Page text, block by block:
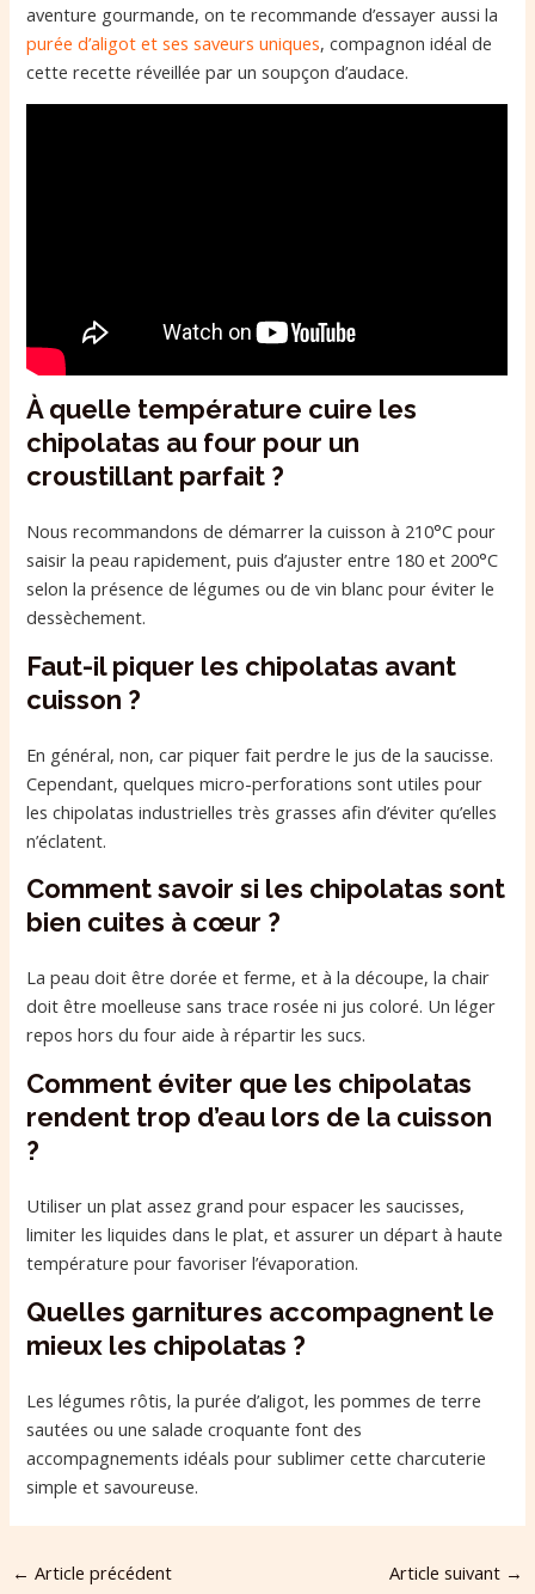
aventure gourmande, on te recommande d’essayer aussi la
purée d’aligot et ses saveurs uniques, compagnon idéal de
cette recette réveillée par un soupçon d’audace.
À quelle température cuire les
chipolatas au four pour un
croustillant parfait ?
Nous recommandons de démarrer la cuisson à 210°C pour
saisir la peau rapidement, puis d’ajuster entre 180 et 200°C
selon la présence de légumes ou de vin blanc pour éviter le
dessèchement.
Faut-il piquer les chipolatas avant
cuisson ?
En général, non, car piquer fait perdre le jus de la saucisse.
Cependant, quelques micro-perforations sont utiles pour
les chipolatas industrielles très grasses afin d’éviter qu’elles
n’éclatent.
Comment savoir si les chipolatas sont
bien cuites à cœur ?
La peau doit être dorée et ferme, et à la découpe, la chair
doit être moelleuse sans trace rosée ni jus coloré. Un léger
repos hors du four aide à répartir les sucs.
Comment éviter que les chipolatas
rendent trop d’eau lors de la cuisson
?
Utiliser un plat assez grand pour espacer les saucisses,
limiter les liquides dans le plat, et assurer un départ à haute
température pour favoriser l’évaporation.
Quelles garnitures accompagnent le
mieux les chipolatas ?
Les légumes rôtis, la purée d’aligot, les pommes de terre
sautées ou une salade croquante font des
accompagnements idéals pour sublimer cette charcuterie
simple et savoureuse.
← Article précédent Article suivant →